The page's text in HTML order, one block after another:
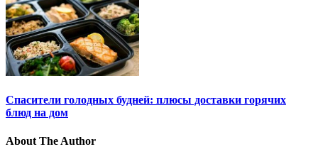
Спасители голодных будней: плюсы доставки горячих
блюд на дом
About The Author